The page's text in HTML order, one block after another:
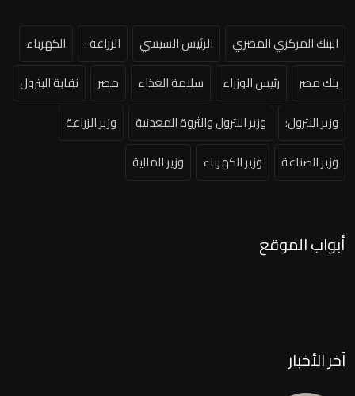
البنك المركزي المصري الرئيس السيسي الزراعة :
الكهرباء
بنك مصر
رئيس الوزراء سلامة الغذاء مصر
نقابة البترول
وزير البترول:
وزير البترول والثروة المعدنية
وزير الزراعة
وزير الصناعة
وزير الكهرباء وزير المالية
أبواب الموقع
آخر الأخبار